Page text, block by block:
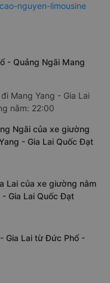
nguyen-limousine
- Quảng Ngãi Mang
Mang Yang - Gia Lai
nằm: 22:00
Ngãi của xe giường
- Gia Lai Quốc Đạt
Lai của xe giường nằm
Gia Lai Quốc Đạt
Gia Lai từ Đức Phổ -